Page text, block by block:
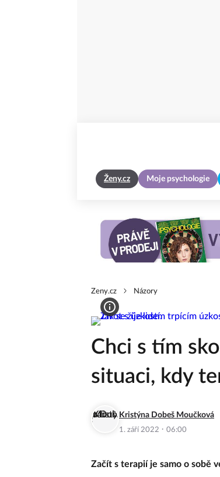
Ženy.cz Moje psychologie
Zeny.cz Názory
Chci s tím
situaci, kdy
Kristýna Dobeš Moučková
1. září 2022 · 06:00
Začít s terapií je samo o sobě